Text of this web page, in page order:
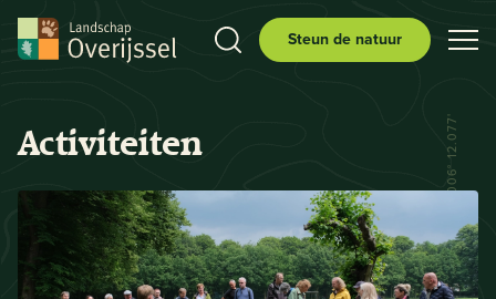
Steun de natuur
Activiteiten N 52° 29.556' E 006° 12.077'